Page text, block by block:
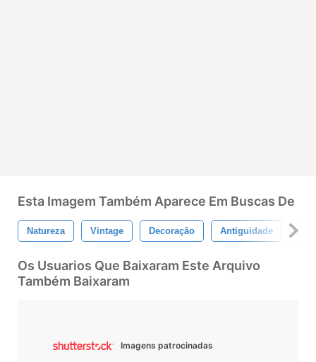
Esta Imagem Também Aparece Em Buscas De
Natureza Vintage Decoração Antiguidade
Os Usuarios Que Baixaram Este Arquivo
Também Baixaram
Imagens patrocinadas